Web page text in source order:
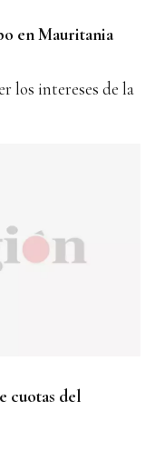
en Mauritania
los intereses de la
cuotas del